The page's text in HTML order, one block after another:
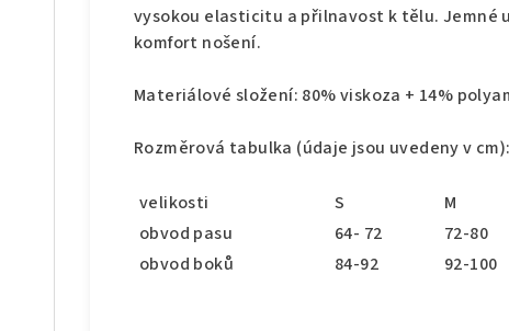
vysokou elasticitu a přilnavost k tělu. Jemné
komfort nošení.
Materiálové složení: 80% viskoza + 14%
Rozměrová tabulka (údaje jsou uvedeny v cm):
velikosti S M
obvod pasu
64- 72 72-80
obvod boků
84-92 92-100